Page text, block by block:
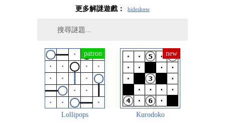
更多解謎遊戲： hideshow
Lollipops Kurodoko